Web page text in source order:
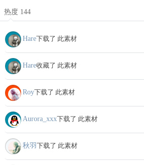
热度 144
Hare下载了 此素材
Hare收藏了 此素材
Roy下载了 此素材
Aurora_xxx下载了 此素材
秋羽 下载了 此素材